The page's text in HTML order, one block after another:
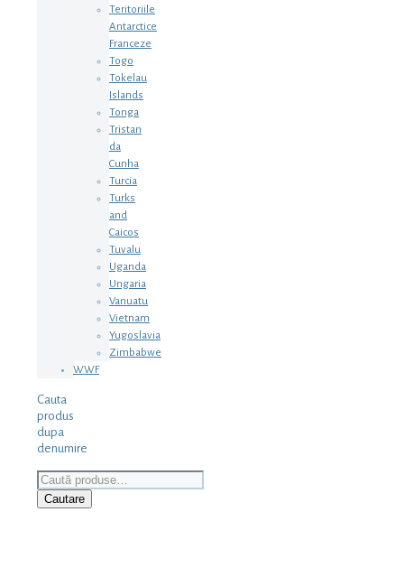
Teritoriile
Antarctice
Franceze
Togo
Tokelau
Islands
Tonga
Tristan
da
Cunha
Turcia
Turks
and
Caicos
Tuvalu
Uganda
Ungaria
Vanuatu
Vietnam
Yugoslavia
Zimbabwe
WWF
Cauta
produs
dupa
denumire
Caută
după:
Cautare